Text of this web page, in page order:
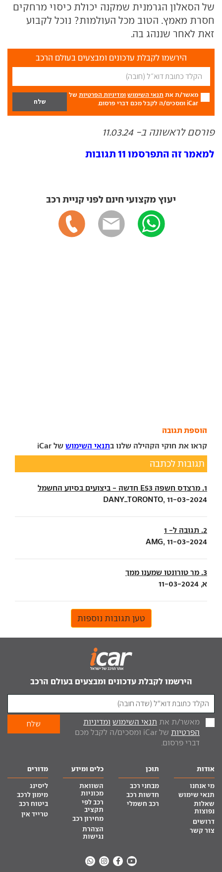
של הסאלון הגרמנית שמקנה יכולת כיסוי מרחקים
חסרת מאמץ. הטוב מכל העולמות? נוכל לקבוע
זאת לאחר שננהג בה.
הירשמו לקבלת עדכונים ומבצעים בעולם הרכב
מאשר/ת את תנאי השימוש ומדיניות הפרטיות של
iCar ומסכים/ה לקבל מכם דברי פרסום.
פורסם לראשונה ב- 11.03.24
למאמר זה התפרסמו 11 תגובות
יעוץ מקצועי חינם לפני קניית רכב
הוספת תגובה
קראו את חוקי הקהילה שלנו בתנאי השימוש של iCar
תגובות לכתבה
1. מרצדס חשפה E53 חדשה - ביצועים בסיוע החשמל
DANY_TORONTO, 11-03-2024
2. תגובה ל- 1
AMG, 11-03-2024
3. מר טורונטו שמענו ממך
א, 11-03-2024
טען תגובות נוספות
הירשמו לקבלת עדכונים ומבצעים בעולם הרכב
מאשר/ת את תנאי השימוש ומדיניות
הפרטיות
של iCar ומסכים/ה לקבל מכם
דברי פרסום.
אודות
מי אנחנו
תנאי שימוש
שאלות
נפוצות
דרושים
צור קשר
תוכן
מבחני רכב
חדשות רכב
רכב חשמלי
כלים ומידע
השוואת
מכוניות
רכב לפי
תקציב
מחירון רכב
הצהרת
נגישות
מדורים
ליסינג
מימון לרכב
ביטוח רכב
טרייד אין